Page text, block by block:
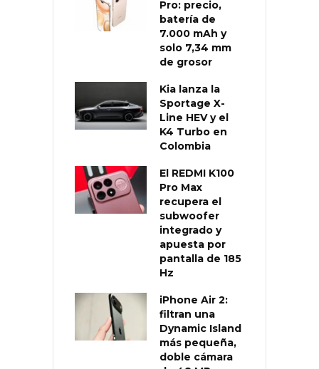
Pro: precio,
batería de
7.000 mAh y
solo 7,34 mm
de grosor
Kia lanza la
Sportage X-
Line HEV y el
K4 Turbo en
Colombia
El REDMI K100
Pro Max
recupera el
subwoofer
integrado y
apuesta por
pantalla de 185
Hz
iPhone Air 2:
filtran una
Dynamic Island
más pequeña,
doble cámara